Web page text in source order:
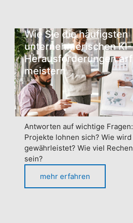
Wie Sie die häufigsten
unternehmerischen KI-
Herausforderungen
meistern
Antworten auf wichtige
Projekte lohnen sich? Wie
gewährleistet? Wie viel
sein?
mehr erfahren